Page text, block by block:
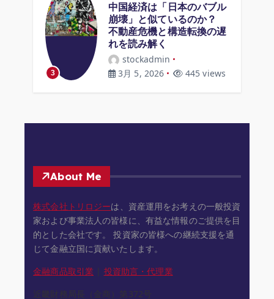
3
中国経済は「日本のバブル
崩壊」と似ているのか？
不動産危機と構造転換の遅
れを読み解く
stockadmin
3月 5, 2026
445 views
About Me
株式会社トリロジーは、資産運用をお考えの一般投資
家および事業法人の皆様に、有益な情報のご提供を目
的とした会社です。 投資家の皆様への継続支援を通
じて金融立国に貢献いたします。
金融商品取引業
投資助言・代理業
近畿財務局長（金商）第372号